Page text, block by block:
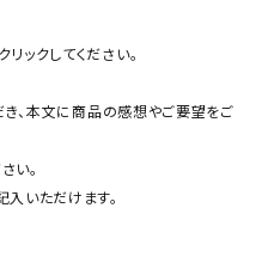
ックしてください。
、本文に商品の感想やご要望をご
い。
いただけます。